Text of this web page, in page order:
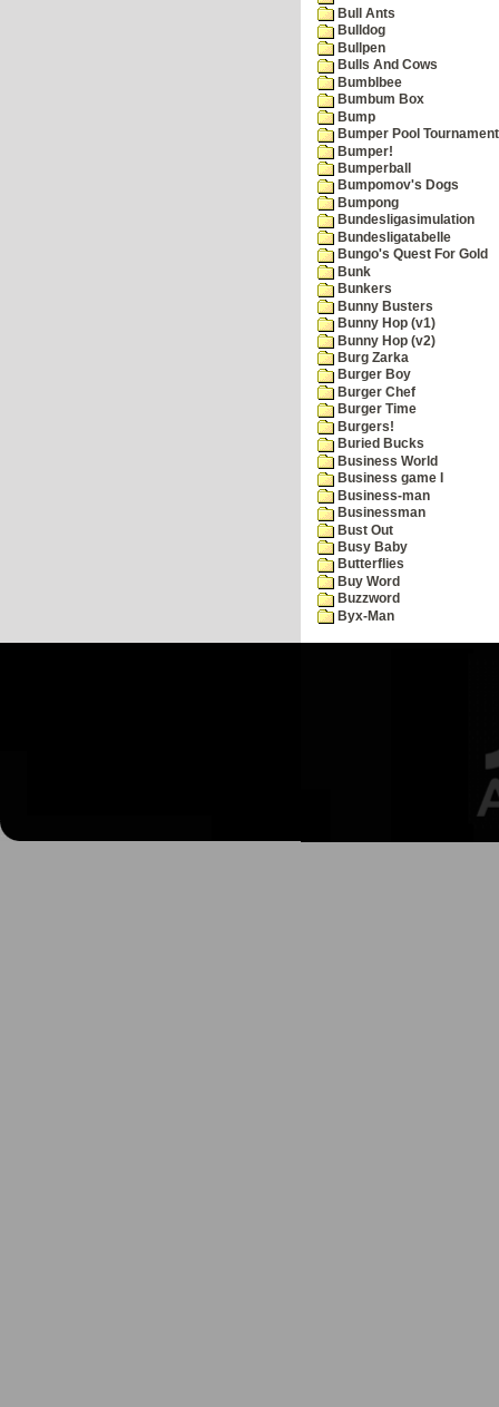
Bull Ants
Bulldog
Bullpen
Bulls And Cows
Bumblbee
Bumbum Box
Bump
Bumper Pool Tournament
Bumper!
Bumperball
Bumpomov's Dogs
Bumpong
Bundesligasimulation
Bundesligatabelle
Bungo's Quest For Gold
Bunk
Bunkers
Bunny Busters
Bunny Hop (v1)
Bunny Hop (v2)
Burg Zarka
Burger Boy
Burger Chef
Burger Time
Burgers!
Buried Bucks
Business World
Business game I
Business-man
Businessman
Bust Out
Busy Baby
Butterflies
Buy Word
Buzzword
Byx-Man